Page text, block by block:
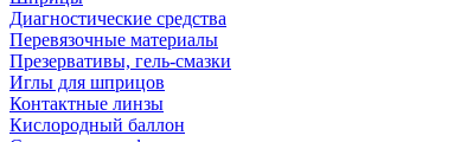
Диагностические средства
Перевязочные материалы
Презервативы, гель-смазки
Иглы для шприцов
Контактные линзы
Кислородный баллон